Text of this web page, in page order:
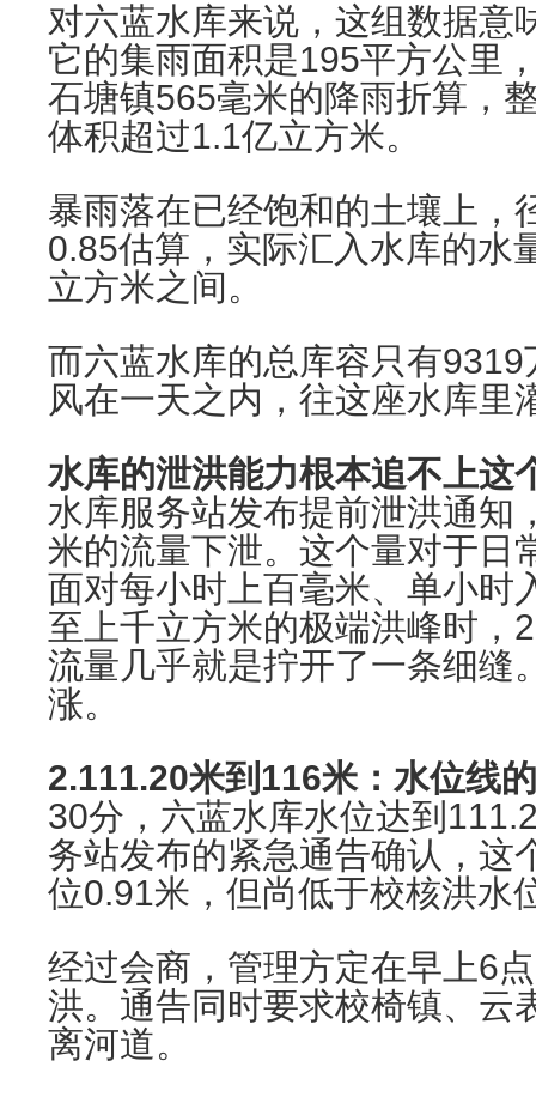
对六蓝水库来说，这组数据意
它的集雨面积是195平方公里
石塘镇565毫米的降雨折算，
体积超过1.1亿立方米。
暴雨落在已经饱和的土壤上，
0.85估算，实际汇入水库的水
立方米之间。
而六蓝水库的总库容只有
风在一天之内，往这座水库里
水库的泄洪能力根本追不上这
水库服务站发布提前泄洪通知
米的流量下泄。这个量对于日
面对每小时上百毫米、单小时
至上千立方米的极端洪峰时，
流量几乎就是拧开了一条细缝
涨。
2.111.20米到116米：水位线
30分，六蓝水库水位达到
务站发布的紧急通告确认，这
位0.91米，但尚低于校核洪水
经过会商，管理方定在早上6
洪。通告同时要求校椅镇、云
离河道。